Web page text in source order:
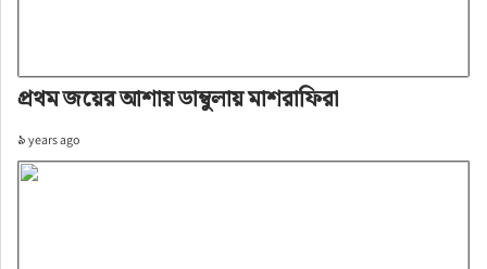
প্রথম জয়ের আশায় ডাম্বুলায় মাশরাফিরা
৯ years ago